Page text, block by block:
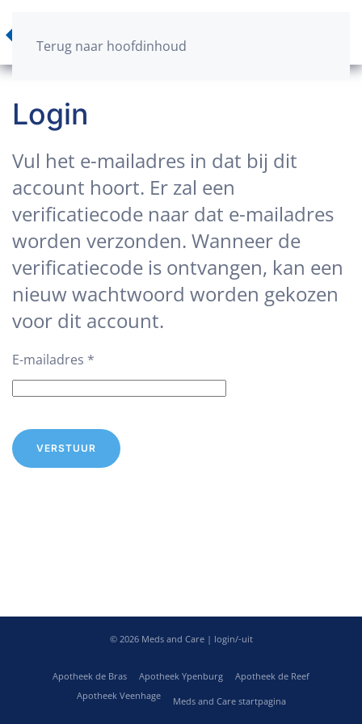
Terug naar hoofdinhoud
Login
Vul het e-mailadres in dat bij dit
account hoort. Er zal een
verificatiecode naar dat e-mailadres
worden verzonden. Wanneer de
verificatiecode is ontvangen, kan een
nieuw wachtwoord worden gekozen
voor dit account.
E-mailadres *
VERSTUUR
© 2026Meds and Care | login/-uit
Apotheek de Bras Apotheek Ypenburg
Apotheek de Reef
Apotheek Veenhage
Meds and Care startpagina